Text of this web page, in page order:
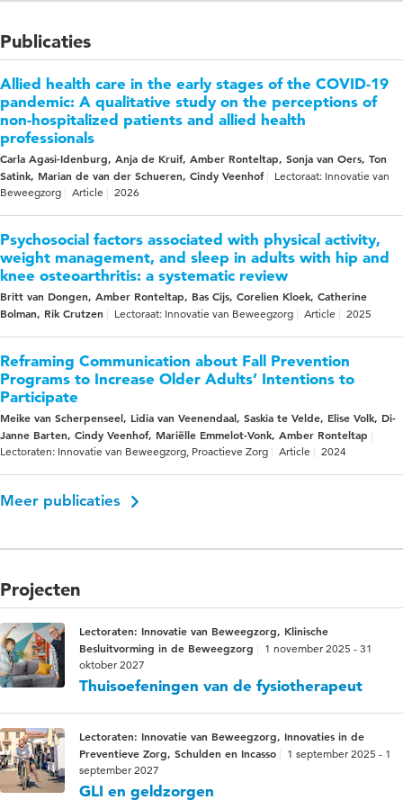
Publicaties
Allied health care in the early stages of the COVID-19
pandemic: A qualitative study on the perceptions of
non-hospitalized patients and allied health
professionals
Carla Agasi-Idenburg, Anja de Kruif, Amber Ronteltap, Sonja van Oers, Ton
Satink, Marian de van der Schueren, Cindy Veenhof
Lectoraat: Innovatie van
Beweegzorg
Article 2026
Psychosocial factors associated with physical activity,
weight management, and sleep in adults with hip and
knee osteoarthritis: a systematic review
Britt van Dongen, Amber Ronteltap, Bas Cijs, Corelien Kloek, Catherine
Bolman, Rik Crutzen
Lectoraat: Innovatie van Beweegzorg Article 2025
Reframing Communication about Fall Prevention
Programs to Increase Older Adults’ Intentions to
Participate
Meike van Scherpenseel, Lidia van Veenendaal, Saskia te Velde, Elise Volk, Di-
Janne Barten, Cindy Veenhof, Mariëlle Emmelot-Vonk, Amber Ronteltap
Lectoraten: Innovatie van Beweegzorg, Proactieve Zorg Article 2024
Meer publicaties
Projecten
Lectoraten: Innovatie van Beweegzorg, Klinische
Besluitvorming in de Beweegzorg
1 november 2025 - 31
oktober 2027
Thuisoefeningen van de fysiotherapeut
Lectoraten: Innovatie van Beweegzorg, Innovaties in de
Preventieve Zorg, Schulden en Incasso
1 september 2025 - 1
september 2027
GLI en geldzorgen